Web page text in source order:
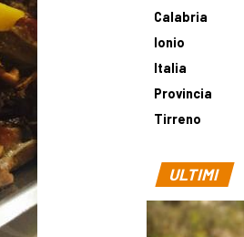
Calabria
Ionio
Italia
Provincia
Tirreno
ULTIMI